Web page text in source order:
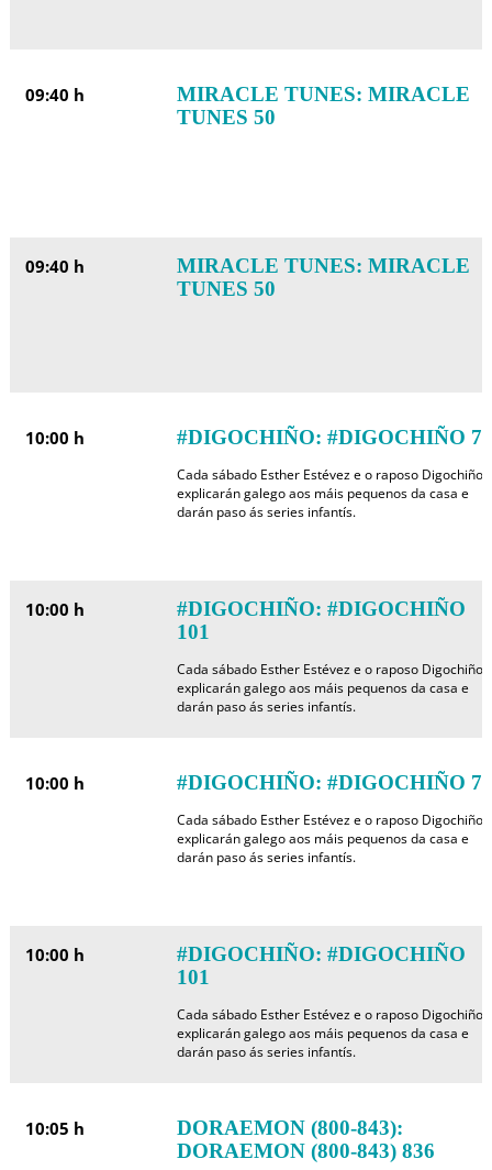
09:40 h
MIRACLE TUNES: MIRACLE
TUNES 50
09:40 h
MIRACLE TUNES: MIRACLE
TUNES 50
10:00 h #DIGOCHIÑO: #DIGOCHIÑO 74
Cada sábado Esther Estévez e o raposo Digochiño
explicarán galego aos máis pequenos da casa e
darán paso ás series infantís.
10:00 h
#DIGOCHIÑO: #DIGOCHIÑO
101
Cada sábado Esther Estévez e o raposo Digochiño
explicarán galego aos máis pequenos da casa e
darán paso ás series infantís.
10:00 h #DIGOCHIÑO: #DIGOCHIÑO 74
Cada sábado Esther Estévez e o raposo Digochiño
explicarán galego aos máis pequenos da casa e
darán paso ás series infantís.
10:00 h
#DIGOCHIÑO: #DIGOCHIÑO
101
Cada sábado Esther Estévez e o raposo Digochiño
explicarán galego aos máis pequenos da casa e
darán paso ás series infantís.
10:05 h
DORAEMON (800-843):
DORAEMON (800-843) 836